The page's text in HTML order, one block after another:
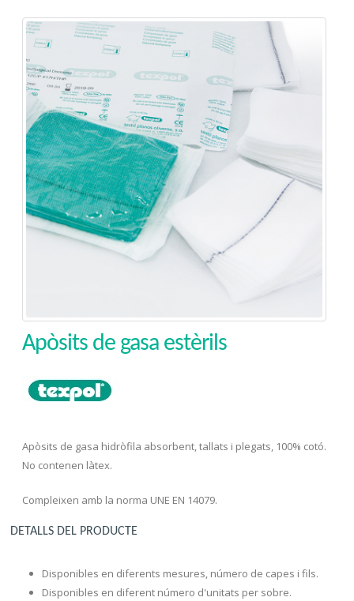
Apòsits de gasa estèrils
Apòsits de gasa hidròfila absorbent, tallats i plegats, 100% cotó.
No contenen làtex.
Compleixen amb la norma UNE EN 14079.
DETALLS DEL PRODUCTE
Disponibles en diferents mesures, número de capes i fils.
Disponibles en diferent número d'unitats per sobre.